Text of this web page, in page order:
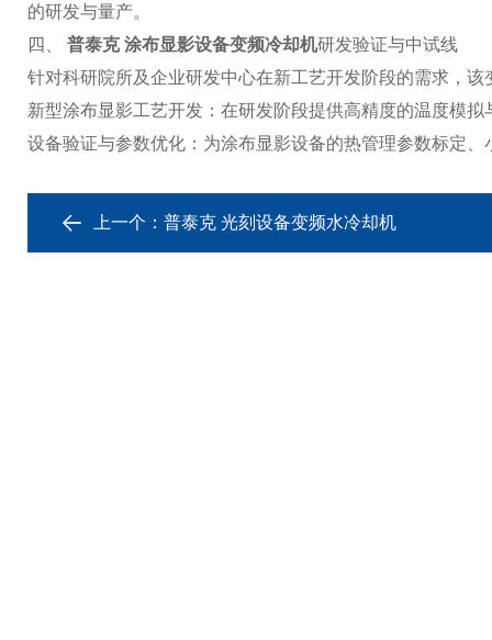
的研发与量产。
四、 普泰克 涂布显影设备变频冷却机研发验证与中试线
针对科研院所及企业研发中心在新工艺开发阶段的需求，
新型涂布显影工艺开发：在研发阶段提供高精度的温度模
设备验证与参数优化：为涂布显影设备的热管理参数标定
上一个： 普泰克 光刻设备变频水冷却机